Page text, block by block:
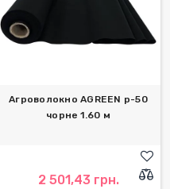
Агроволокно AGREEN р-50
чорне 1.60 м
2 501,43 грн.